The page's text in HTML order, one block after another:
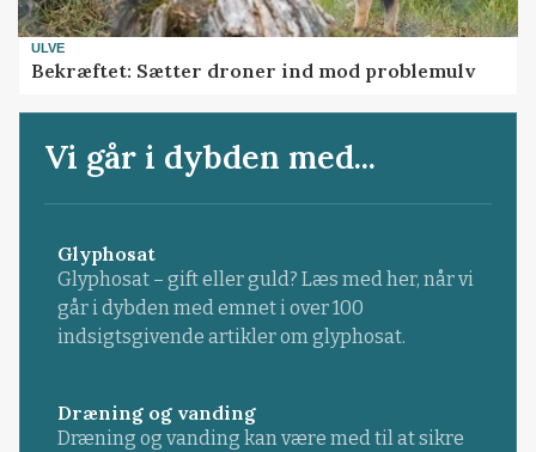
ULVE
Bekræftet: Sætter droner ind mod problemulv
Vi går i dybden med...
Glyphosat
Glyphosat – gift eller guld? Læs med her, når vi
går i dybden med emnet i over 100
indsigtsgivende artikler om glyphosat.
Dræning og vanding
Dræning og vanding kan være med til at sikre